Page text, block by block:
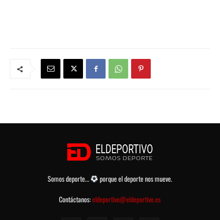
Somos deporte...
porque el deporte nos mueve.
Contáctanos:eldeportivo@eldeportivo.es